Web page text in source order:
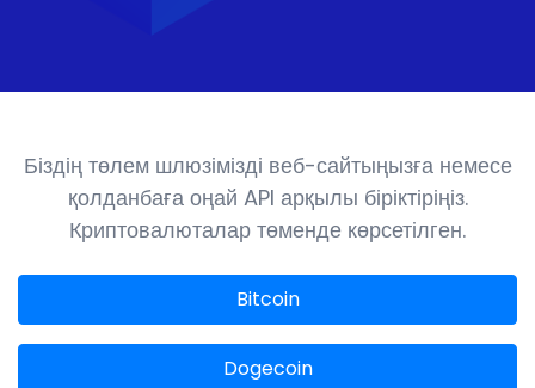
Біздің төлем шлюзімізді веб-сайтыңызға немесе
қолданбаға оңай API арқылы біріктіріңіз.
Криптовалюталар төменде көрсетілген.
Bitcoin
Dogecoin